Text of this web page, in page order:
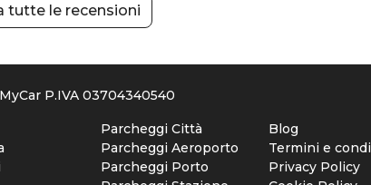
tutte le recensioni
P.IVA 03704340540
Parcheggi Città
Parcheggi Aeroporto
Parcheggi Porto
Blog
Termini e
Privacy Policy